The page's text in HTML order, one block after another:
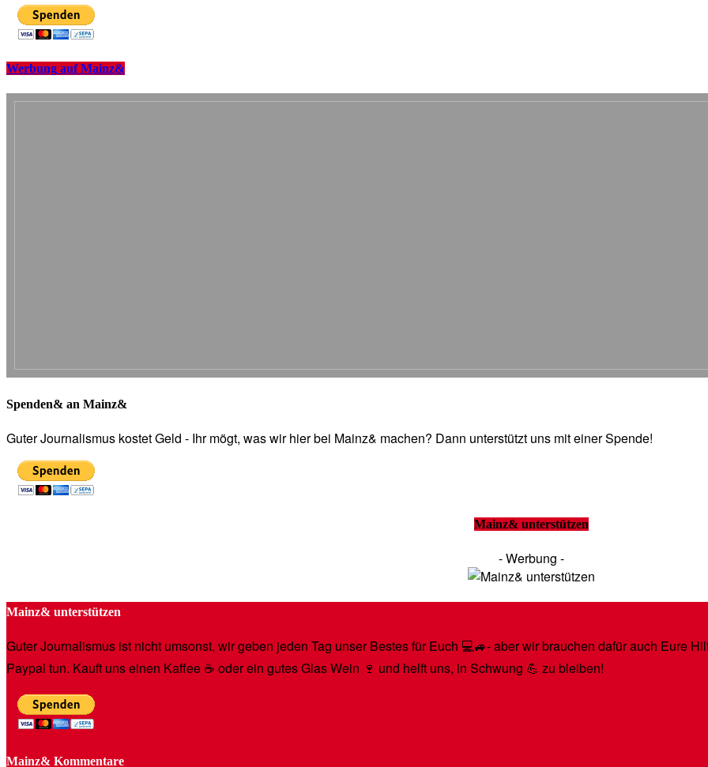
Werbung auf Mainz&
Spenden& an Mainz&
Guter Journalismus kostet Geld - Ihr mögt, was wir hier bei Mainz& machen? Dann unterstützt uns mit einer Spende!
Mainz& unterstützen
- Werbung -
Mainz& unterstützen
Guter Journalismus ist nicht umsonst, wir geben jeden Tag unser Bestes für Euch 💻🚙- aber wir brauchen dafür auch Eure
Paypal tun. Kauft uns einen Kaffee ☕️ oder ein gutes Glas Wein 🍷 und helft uns, in Schwung 💪 zu bleiben!
Mainz& Kommentare